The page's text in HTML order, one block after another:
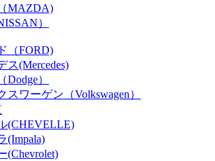
MAZDA)
）
（FORD)
ス(Mercedes)
Dodge）
スワーゲン（Volkswagen）
(CHEVELLE)
(Impala)
(Chevrolet)